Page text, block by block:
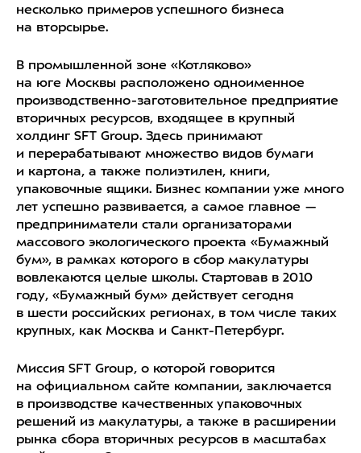
несколько примеров успешного бизнеса
на вторсырье.
В промышленной зоне «Котляково»
на юге Москвы расположено одноименное
производственно-заготовительное предприятие
вторичных ресурсов, входящее в крупный
холдинг SFT Group. Здесь принимают
и перерабатывают множество видов бумаги
и картона, а также полиэтилен, книги,
упаковочные ящики. Бизнес компании уже много
лет успешно развивается, а самое главное —
предприниматели стали организаторами
массового экологического проекта «Бумажный
бум», в рамках которого в сбор макулатуры
вовлекаются целые школы. Стартовав в 2010
году, «Бумажный бум» действует сегодня
в шести российских регионах, в том числе таких
крупных, как Москва и Санкт-Петербург.
Миссия SFT Group, о которой говорится
на официальном сайте компании, заключается
в производстве качественных упаковочных
решений из макулатуры, а также в расширении
рынка сбора вторичных ресурсов в масштабах